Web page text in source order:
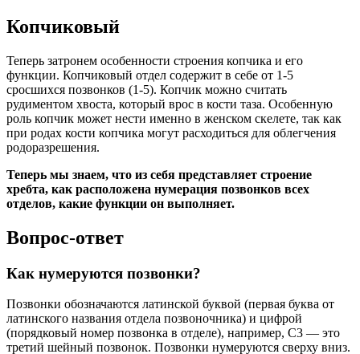
Копчиковый
Теперь затронем особенности строения копчика и его
функции. Копчиковый отдел содержит в себе от 1-5
сросшихся позвонков (1-5). Копчик можно считать
рудиментом хвоста, который врос в кости таза. Особенную
роль копчик может нести именно в женском скелете, так как
при родах кости копчика могут расходиться для облегчения
родоразрешения.
Теперь мы знаем, что из себя представляет строение
хребта, как расположена нумерация позвонков всех
отделов, какие функции он выполняет.
Вопрос-ответ
Как нумеруются позвонки?
Позвонки обозначаются латинской буквой (первая буква от
латинского названия отдела позвоночника) и цифрой
(порядковый номер позвонка в отделе), например, C3 — это
третий шейный позвонок. Позвонки нумеруются сверху вниз.